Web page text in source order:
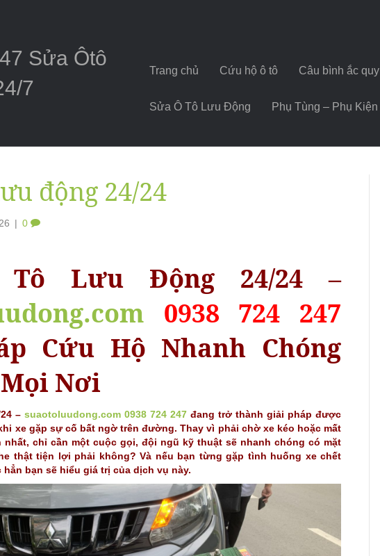
Sửa Ôtô
7
Trang chủ Cứu hộ ô tô Câu bình ắc quy
Sửa Ô Tô Lưu Động Phụ Tùng – Phụ Kiện
động 24/24
| 0
Lưu Động 24/24 –
0938 724 247
Cứu Hộ Nhanh Chóng
Nơi
– suaotoluudong.com 0938 724 247 đang trở thành giải pháp được
xe gặp sự cố bất ngờ trên đường. Thay vì phải chờ xe kéo hoặc mất
nhất, chỉ cần một cuộc gọi, đội ngũ kỹ thuật sẽ nhanh chóng có mặt
thật tiện lợi phải không? Và nếu bạn từng gặp tình huống xe chết
bạn sẽ hiểu giá trị của dịch vụ này.